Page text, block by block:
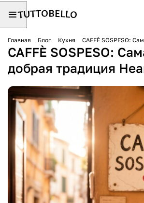
Главная Блог Кухня CAFFÈ SOSPESO:
CAFFÈ SOSPESO:
добрая традиция